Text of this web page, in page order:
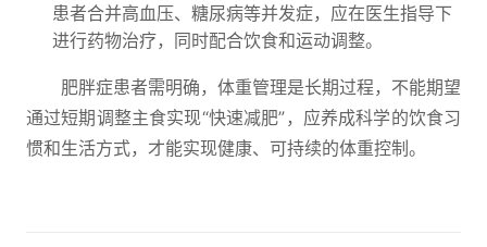
患者合并高血压、糖尿病等并发症，应在医生指导下
进行药物治疗，同时配合饮食和运动调整。
肥胖症患者需明确，体重管理是长期过程，不能期望
通过短期调整主食实现“快速减肥”，应养成科学的饮食习
惯和生活方式，才能实现健康、可持续的体重控制。